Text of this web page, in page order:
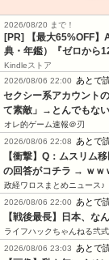
2026/08/20 まで！
[PR]
【最大65%OFF
典・年鑑）『ゼロから
Kindleストア
2026/08/06 22:00
あとで
セクシー系アカウント
て素敵」→とんでもな
オレ的ゲーム速報＠刃
2026/08/06 22:08
あとで
【衝撃】Q：ムスリム
の回答がコチラ → ｗｗ
政経ワロスまとめニュース♪
2026/08/06 22:00
あとで
【戦後最長】日本、
ライフハックちゃんねる弐式
2026/08/06 23:03
あとで